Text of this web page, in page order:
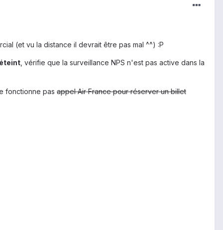
(et vu la distance il devrait être pas mal ^^) :P
, vérifie que la surveillance NPS n'est pas active dans la
fonctionne pas appel Air France pour réserver un billet